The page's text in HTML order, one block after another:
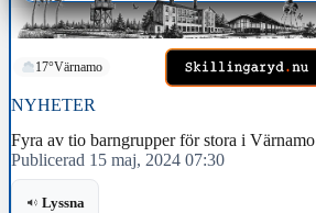
17°Värnamo
NYHETER
Fyra av tio barngrupper för stora i Värnamo
Publicerad 15 maj, 2024 07:30
Lyssna